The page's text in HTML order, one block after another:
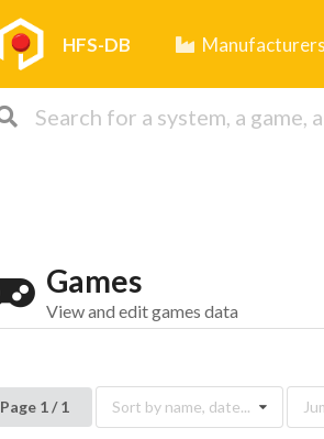
HFS-DB Manufacturers
Games
View and edit games data
Page 1 / 1 Sort by name, date...